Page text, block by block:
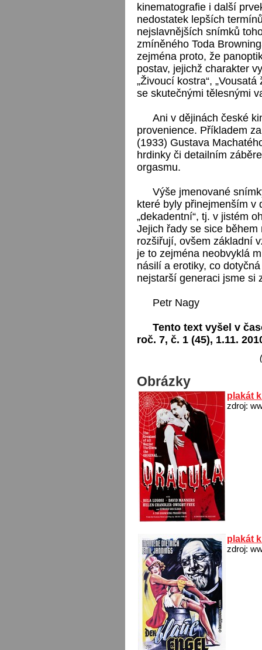
kinematografie i další
nedostatek lepších
nejslavnějších snímků
zmíněného Toda
zejména proto, že
postav, jejichž charakter
„Živoucí kostra“,
se skutečnými tělesnými
Ani v dějinách české
provenience. Příkladem
(1933) Gustava
hrdinky či detailním
orgasmu.
Výše jmenované
které byly přinejmenším v
„dekadentní“, tj. v jistém
Jejich řady se sice
rozšiřují, ovšem základní
je to zejména neobvyklá
násilí a erotiky, co
nejstarší generaci jsme si
Petr Nagy
Tento text vyšel v
roč. 7, č. 1 (45), 1.11.
Obrázky
plakát
zdroj:
plakát
zdroj: